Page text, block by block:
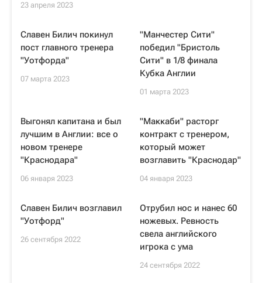
23 апреля 2023
Славен Билич покинул
пост главного тренера
"Уотфорда"
07 марта 2023
"Манчестер Сити"
победил "Бристоль
Сити" в 1/8 финала
Кубка Англии
01 марта 2023
Выгонял капитана и был
лучшим в Англии: все о
новом тренере
"Краснодара"
06 января 2023
"Маккаби" расторг
контракт с тренером,
который может
возглавить "Краснодар"
04 января 2023
Славен Билич возглавил
"Уотфорд"
26 сентября 2022
Отрубил нос и нанес 60
ножевых. Ревность
свела английского
игрока с ума
24 сентября 2022